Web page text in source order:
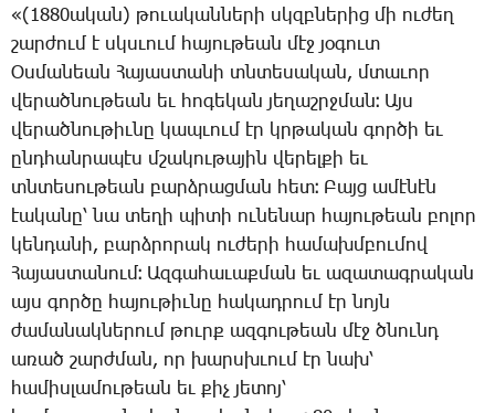
«(1880ա­կան) թո­ւա­կան­նե­րի սկզբնե­րից մի ու­ժեղ
շար­ժում է սկսւում հա­յու­թեան մէջ յօ­գուտ
Օս­մա­նեան ­Հա­յաս­տա­նի տնտե­սա­կան, մտա­ւոր
վե­րած­նու­թեան եւ հո­գե­կան յե­ղաշրջ­ման։ Այս
վե­րած­նու­թիւ­նը կապ­ւում էր կրթա­կան գոր­ծի եւ
ընդ­հան­րա­պէս մշա­կու­թա­յին վե­րել­քի եւ
տնտե­սու­թեան բարձ­րաց­ման հետ։ ­Բայց ա­մէ­նէն
էա­կա­նը՝ նա տե­ղի պի­տի ու­նե­նար հա­յու­թեան բո­լոր
կեն­դա­նի, բարձ­րո­րակ ու­ժե­րի հա­մախմ­բու­մով
­Հա­յաս­տա­նում։ Ազ­գա­հա­ւաք­ման եւ ա­զա­տագ­րա­կան
այս գոր­ծը հա­յու­թիւ­նը հա­կադ­րում էր նոյն
ժա­մա­նակ­նե­րում թուրք ազ­գու­թեան մէջ ծնունդ
ա­ռած շարժ­ման, որ խարսխ­ւում էր նախ՝
հա­միս­լա­մու­թեան եւ քիչ յե­տոյ՝